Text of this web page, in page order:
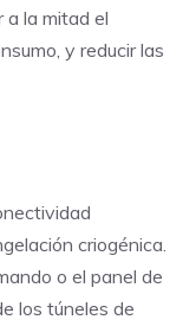
a la mitad el
y reducir las
criogénica.
o el panel de
los túneles de